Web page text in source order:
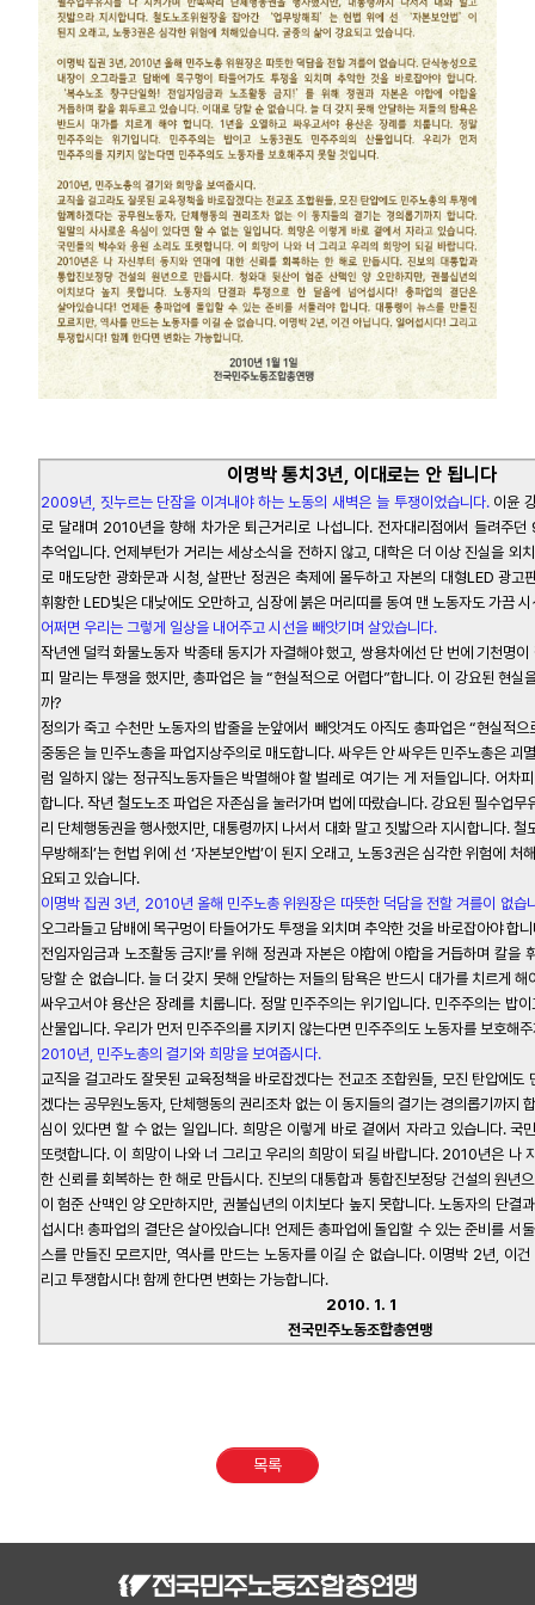
이명박 통치3년, 이대로는 안 됩니다
2009년, 짓누르는 단잠을 이겨내야 하는 노동의 새벽은 늘 투쟁이었습니다.이윤
로 달래며 2010년을 향해 차가운 퇴근거리로 나섭니다. 전자대리점에서 들려주던
추억입니다. 언제부턴가 거리는 세상소식을 전하지 않고, 대학은 더 이상 진실을 외
로 매도당한 광화문과 시청, 살판난 정권은 축제에 몰두하고 자본의 대형LED 광고
휘황한 LED빛은 대낮에도 오만하고, 심장에 붉은 머리띠를 동여 맨 노동자도 가끔
어쩌면 우리는 그렇게 일상을 내어주고 시선을 빼앗기며 살았습니다.
작년엔 덜컥 화물노동자 박종태 동지가 자결해야 했고, 쌍용차에선 단 번에 기천명
피 말리는 투쟁을 했지만, 총파업은 늘 “현실적으로 어렵다”합니다. 이 강요된 현실
까?
정의가 죽고 수천만 노동자의 밥줄을 눈앞에서 빼앗겨도 아직도 총파업은 “현실적으
중동은 늘 민주노총을 파업지상주의로 매도합니다. 싸우든 안 싸우든 민주노총은 괴
럼 일하지 않는 정규직노동자들은 박멸해야 할 벌레로 여기는 게 저들입니다. 어차
합니다. 작년 철도노조 파업은 자존심을 눌러가며 법에 따랐습니다. 강요된 필수업무
리 단체행동권을 행사했지만, 대통령까지 나서서 대화 말고 짓밟으라 지시합니다. 철
무방해죄’는 헌법 위에 선 ‘자본보안법’이 된지 오래고, 노동3권은 심각한 위험에 처
요되고 있습니다.
이명박 집권 3년, 2010년 올해 민주노총 위원장은 따뜻한 덕담을 전할 겨를이 없습
오그라들고 담배에 목구멍이 타들어가도 투쟁을 외치며 추악한 것을 바로잡아야 합
전임자임금과 노조활동 금지!’를 위해 정권과 자본은 야합에 야합을 거듭하며 칼을
당할 순 없습니다. 늘 더 갖지 못해 안달하는 저들의 탐욕은 반드시 대가를 치르게 해
싸우고서야 용산은 장례를 치룹니다. 정말 민주주의는 위기입니다. 민주주의는 밥
산물입니다. 우리가 먼저 민주주의를 지키지 않는다면 민주주의도 노동자를 보호해
2010년, 민주노총의 결기와 희망을 보여줍시다.
교직을 걸고라도 잘못된 교육정책을 바로잡겠다는 전교조 조합원들, 모진 탄압에도
겠다는 공무원노동자, 단체행동의 권리조차 없는 이 동지들의 결기는 경의롭기까지
심이 있다면 할 수 없는 일입니다. 희망은 이렇게 바로 곁에서 자라고 있습니다. 국
또렷합니다. 이 희망이 나와 너 그리고 우리의 희망이 되길 바랍니다. 2010년은 나
한 신뢰를 회복하는 한 해로 만듭시다. 진보의 대통합과 통합진보정당 건설의 원년
이 험준 산맥인 양 오만하지만, 권불십년의 이치보다 높지 못합니다. 노동자의 단결
섭시다! 총파업의 결단은 살아있습니다! 언제든 총파업에 돌입할 수 있는 준비를 서
스를 만들진 모르지만, 역사를 만드는 노동자를 이길 순 없습니다. 이명박 2년, 이
리고 투쟁합시다! 함께 한다면 변화는 가능합니다.
2010. 1. 1
전국민주노동조합총연맹
목록